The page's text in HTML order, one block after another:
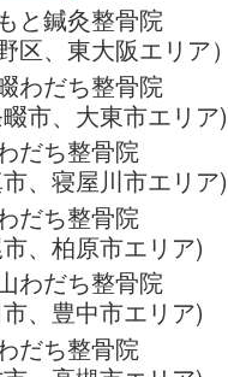
と鍼灸整骨院
区、東大阪エリア）
わだち整骨院
市、大東市エリア)
だち整骨院
、寝屋川市エリア)
だち整骨院
、柏原市エリア)
わだち整骨院
、豊中市エリア)
だち整骨院